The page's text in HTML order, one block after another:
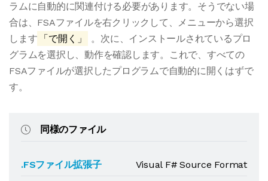
ラムに自動的に関連付ける必要があります。そうでない場
合は、FSAファイルを右クリックして、メニューから選択
します
「で開く」
。次に、インストールされているプロ
グラムを選択し、動作を確認します。これで、すべての
FSAファイルが選択したプログラムで自動的に開くはずで
す。
同様のファイル
.FSファイル拡張子
Visual F# Source Format